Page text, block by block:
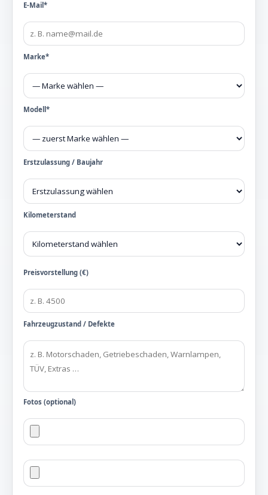
E-Mail*
Marke*
Modell*
Erstzulassung / Baujahr
Kilometerstand
Preisvorstellung (€)
Fahrzeugzustand / Defekte
Fotos (optional)